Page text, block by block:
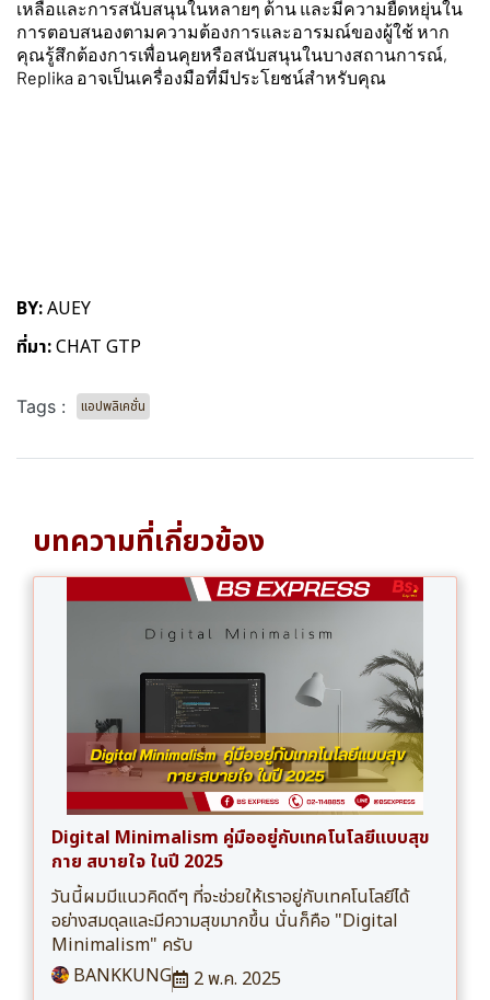
เหลือและการสนับสนุนในหลายๆ ด้าน และมีความยืดหยุ่นใน
การตอบสนองตามความต้องการและอารมณ์ของผู้ใช้ หาก
คุณรู้สึกต้องการเพื่อนคุยหรือสนับสนุนในบางสถานการณ์,
Replika อาจเป็นเครื่องมือที่มีประโยชน์สำหรับคุณ
BY:AUEY
ที่มา:CHAT GTP
Tags : แอปพลิเคชั่น
บทความที่เกี่ยวข้อง
Digital Minimalism คู่มืออยู่กับเทคโนโลยีแบบสุข
กาย สบายใจ ในปี 2025
วันนี้ผมมีแนวคิดดีๆ ที่จะช่วยให้เราอยู่กับเทคโนโลยีได้
อย่างสมดุลและมีความสุขมากขึ้น นั่นก็คือ "Digital
Minimalism" ครับ
BANKKUNG
2 พ.ค. 2025